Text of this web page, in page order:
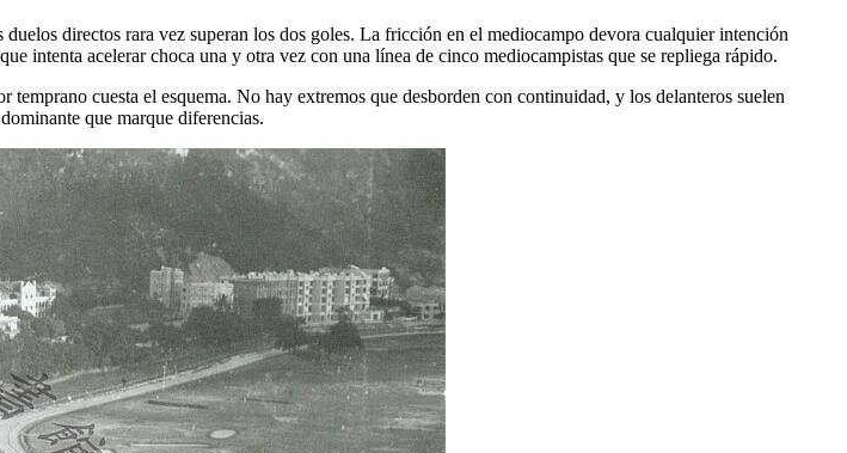
directos rara vez superan los dos goles. La fricción en el mediocampo devora cualquier intención
intenta acelerar choca una y otra vez con una línea de cinco mediocampistas que se repliega rápido.
cuesta el esquema. No hay extremos que desborden con continuidad, y los delanteros suelen
que marque diferencias.